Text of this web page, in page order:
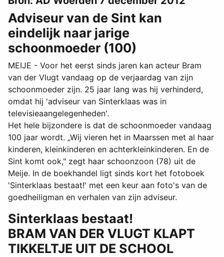
Adviseur van de Sint kan
eindelijk naar jarige
schoonmoeder (100)
MEIJE - Voor het eerst sinds jaren kan acteur Bram
van der Vlugt vandaag op de verjaardag van zijn
schoonmoeder zijn. 25 jaar lang was hij verhinderd,
omdat hij 'adviseur van Sinterklaas was in
televisieaangelegenheden'.
Het hele bijzondere is dat de schoonmoeder vandaag
100 jaar wordt. „Wij vieren het in Maarssen met al haar
kinderen, kleinkinderen en achterkleinkinderen. En de
Sint komt ook," zegt haar schoonzoon (78) uit de
Meije. In de boekhandel ligt sinds kort het fotoboek
'Sinterklaas bestaat!' met een keur aan foto's van de
goedheiligman en verhalen van zijn adviseur.
Sinterklaas bestaat!
BRAM VAN DER VLUGT KLAPT
TIKKELTJE UIT DE SCHOOL